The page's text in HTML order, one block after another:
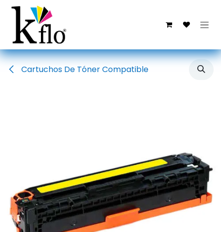
Ir al contenido
Cartuchos De Tóner Compatible